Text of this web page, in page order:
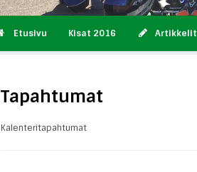
Etusivu Kisat 2016 Artikkelit
Tapahtumat
Kalenteritapahtumat